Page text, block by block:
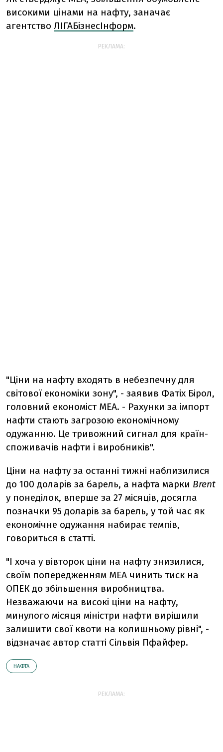
високими цінами на нафту, заначає
агентство ЛІГАБізнесІнформ.
РЕКЛАМА:
"Ціни на нафту входять в небезпечну для
світової економіки зону", - заявив Фатіх Бірол,
головний економіст МЕА. - Рахунки за імпорт
нафти стають загрозою економічному
одужанню. Це тривожний сигнал для країн-
споживачів нафти і виробників".
Ціни на нафту за останні тижні наблизилися
до 100 доларів за барель, а нафта марки Brent
у понеділок, вперше за 27 місяців, досягла
позначки 95 доларів за барель, у той час як
економічне одужання набирає темпів,
говориться в статті.
"І хоча у вівторок ціни на нафту знизилися,
своїм попередженням МЕА чинить тиск на
ОПЕК до збільшення виробництва.
Незважаючи на високі ціни на нафту,
минулого місяця міністри нафти вирішили
залишити свої квоти на колишньому рівні", -
відзначає автор статті Сільвія Пфайфер.
НАФТА
РЕКЛАМА: